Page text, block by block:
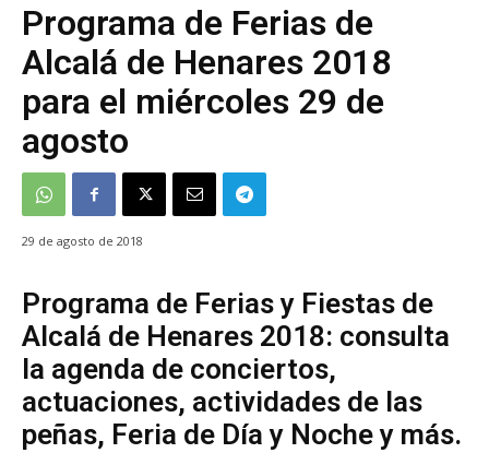
Programa de Ferias de
Alcalá de Henares 2018
para el miércoles 29 de
agosto
29 de agosto de 2018
Programa de Ferias y Fiestas de
Alcalá de Henares 2018: consulta
la agenda de conciertos,
actuaciones, actividades de las
peñas, Feria de Día y Noche y más.